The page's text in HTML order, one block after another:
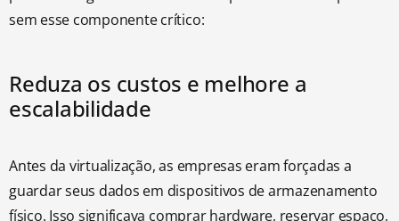
sem esse componente crítico:
Reduza os custos e melhore a
escalabilidade
Antes da virtualização, as empresas eram forçadas a
guardar seus dados em dispositivos de armazenamento
físico. Isso significava comprar hardware, reservar espaço,